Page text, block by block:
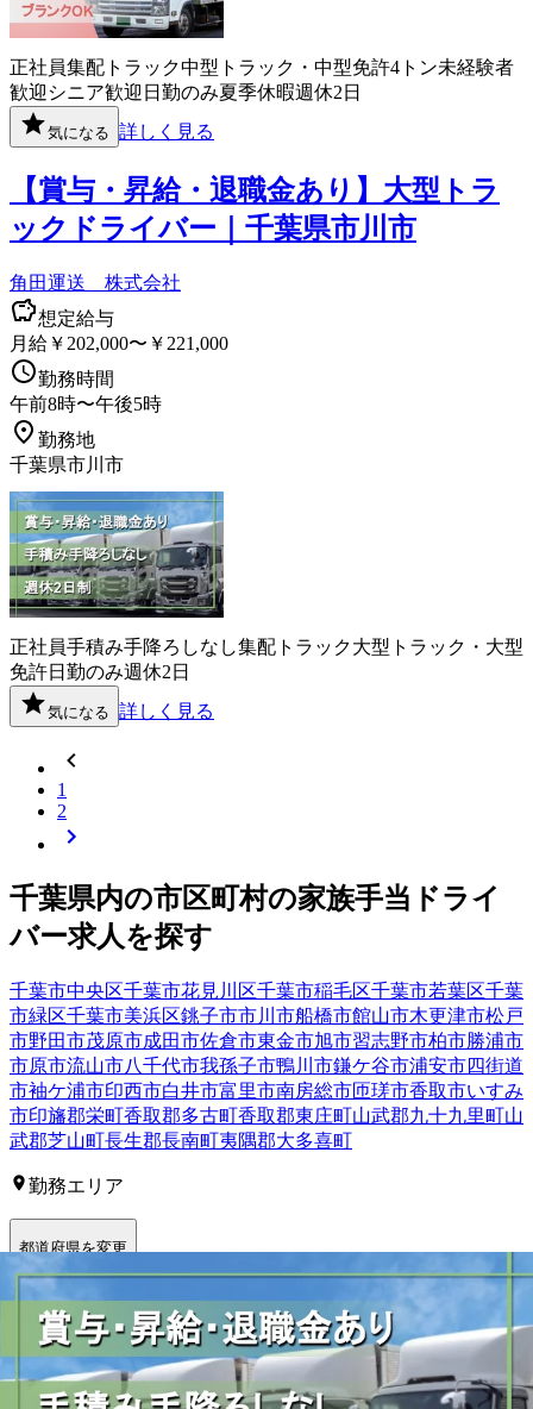
正社員集配 トラック中型トラック・中型免許4トン未経験者
歓迎 シニア歓迎 日勤のみ夏季休暇週休2日
気になる 詳しく見る
【賞与・昇給・退職金あり】大型トラ
ックドライバー｜千葉県市川市
角田運送 株式会社
想定給与
月給￥202,000〜￥221,000
勤務時間
午前8時〜午後5時
勤務地
千葉県市川市
正社員手積み手降ろしなし集配 トラック大型トラック・大型
免許日勤のみ週休2日
気になる 詳しく見る
1
2
千葉県内の市区町村の家族手当 ドライ
バー求人を探す
千葉市中央区千葉市花見川区千葉市稲毛区千葉市若葉区千葉
市緑区千葉市美浜区銚子市市川市船橋市館山市木更津市松戸
市野田市茂原市成田市佐倉市東金市旭市習志野市柏市勝浦市
市原市流山市八千代市我孫子市鴨川市鎌ケ谷市浦安市四街道
市袖ケ浦市印西市白井市富里市南房総市匝瑳市香取市いすみ
市印旛郡栄町香取郡多古町香取郡東庄町山武郡九十九里町山
武郡芝山町長生郡長南町夷隅郡大多喜町
勤務エリア
都道府県を変更
市川市
選択しなおす